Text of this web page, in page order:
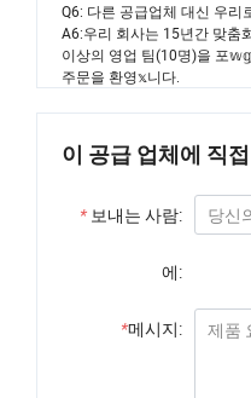
Q6: 다른 공급업체 대신 우
A6:우리 회사는 15년간 맞춤
이상의 영업 팀(10명)을 포
주문을 환영𝕩니다.
이 공급 업체에 직
* 보내는 사람:
에:
*메시지: